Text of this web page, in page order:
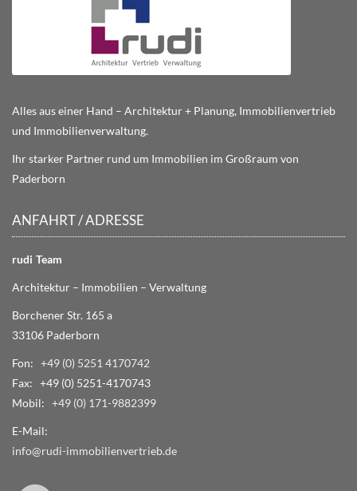
Alles aus einer Hand – Architektur + Planung, Immobilienvertrieb
und Immobilienverwaltung.
Ihr starker Partner rund um Immobilien im Großraum von
Paderborn
ANFAHRT / ADRESSE
rudi Team
Architektur – Immobilien – Verwaltung
Borchener Str. 165 a
33106 Paderborn
Fon: +49 (0) 5251 4170742
Fax: +49 (0) 5251-4170743
Mobil: +49 (0) 171-9882399
E-Mail:
info@rudi-immobilienvertrieb.de